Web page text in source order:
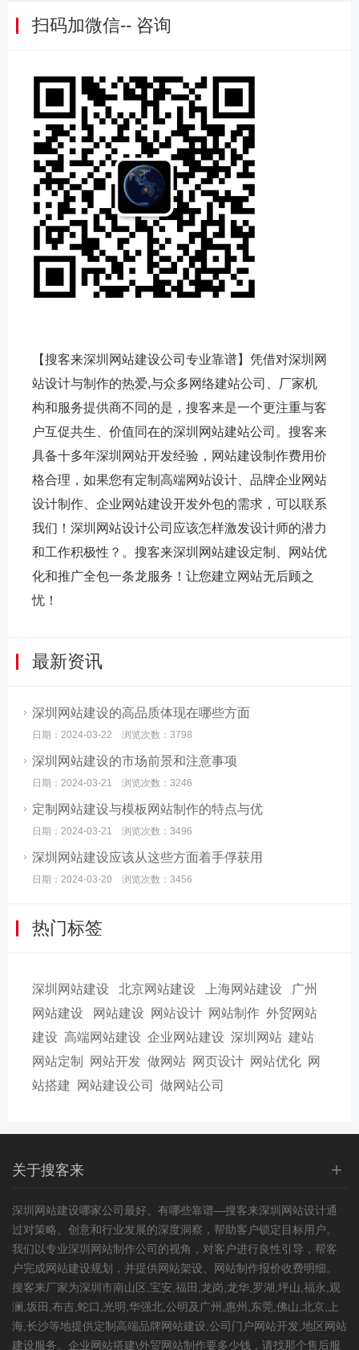
扫码加微信-- 咨询
【搜客来深圳网站建设公司专业靠谱】凭借对深圳网
站设计与制作的热爱,与众多网络建站公司、厂家机
构和服务提供商不同的是，搜客来是一个更注重与客
户互促共生、价值同在的深圳网站建站公司。搜客来
具备十多年深圳网站开发经验，网站建设制作费用价
格合理，如果您有定制高端网站设计、品牌企业网站
设计制作、企业网站建设开发外包的需求，可以联系
我们！深圳网站设计公司应该怎样激发设计师的潜力
和工作积极性？。搜客来深圳网站建设定制、网站优
化和推广全包一条龙服务！让您建立网站无后顾之
忧！
最新资讯
深圳网站建设的高品质体现在哪些方面
日期：2024-03-22 浏览次数：3798
深圳网站建设的市场前景和注意事项
日期：2024-03-21 浏览次数：3246
定制网站建设与模板网站制作的特点与优
日期：2024-03-21 浏览次数：3496
深圳网站建设应该从这些方面着手俘获用
日期：2024-03-20 浏览次数：3456
热门标签
深圳网站建设 北京网站建设 上海网站建设
广州
网站建设
网站建设 网站设计 网站制作 外贸网站
建设 高端网站建设 企业网站建设 深圳网站 建站
网站定制
网站开发 做网站 网页设计 网站优化 网
站搭建
网站建设公司 做网站公司
关于搜客来 +
深圳网站建设哪家公司最好、有哪些靠谱—搜客来深圳网站设计通
过对策略、创意和行业发展的深度洞察，帮助客户锁定目标用户。
我们以专业深圳网站制作公司的视角，对客户进行良性引导，帮客
户完成网站建设规划，并提供网站架设、网站制作报价收费明细。
搜客来厂家为深圳市南山区,宝安,福田,龙岗,龙华,罗湖,坪山,福永,观
澜,坂田,布吉,蛇口,光明,华强北,公明及广州,惠州,东莞,佛山,北京,上
海,长沙等地提供定制高端品牌网站建设,公司门户网站开发, 地区网站
建设服务。企业网站搭建\外贸网站制作要多少钱，请找那个售后服